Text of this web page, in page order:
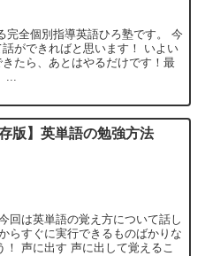
完全個別指導英語ひろ塾です。 今
ができればと思います！ いよい
たら、あとはやるだけです！最
存版】英単語の勉強方法
回は英単語の覚え方について話し
らすぐに実行できるものばかりな
声に出す 声に出して覚えるこ